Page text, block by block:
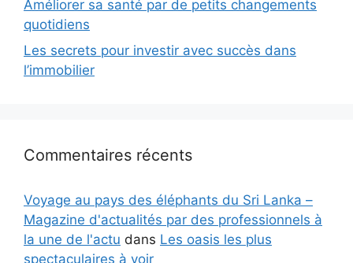
Améliorer sa santé par de petits changements
quotidiens
Les secrets pour investir avec succès dans
l’immobilier
Commentaires récents
Voyage au pays des éléphants du Sri Lanka –
Magazine d'actualités par des professionnels à
la une de l'actu dans Les oasis les plus
spectaculaires à voir